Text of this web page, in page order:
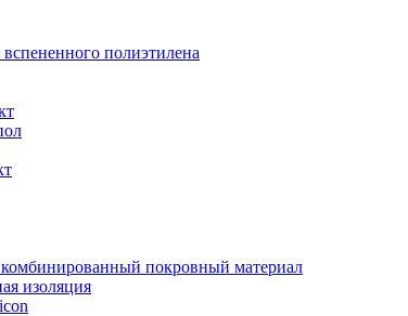
полиэтилена
покровный материал
изоляция